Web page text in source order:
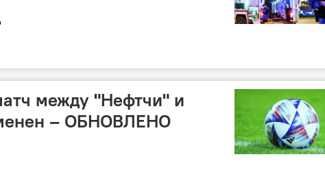
между "Нефтчи" и
– ОБНОВЛЕНО